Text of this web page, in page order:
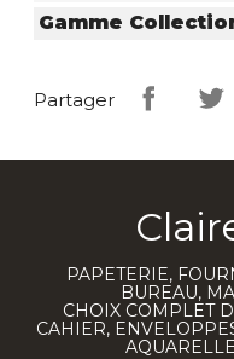
Gamme
Partager
PAPETERIE,
BUREAU,
CHOIX COMPLET
CAHIER,